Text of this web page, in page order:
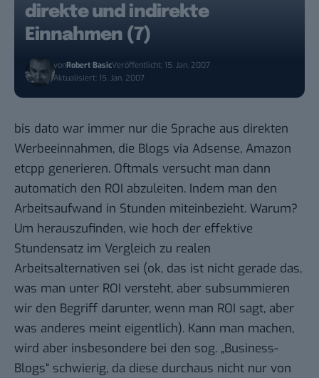
direkte und indirekte
Einnahmen (7)
vonRobert BasicVeröffentlicht: 15. Jan. 2007
Aktualisiert: 15. Jan. 2007
bis dato war immer nur die Sprache aus direkten
Werbeeinnahmen, die Blogs via Adsense, Amazon
etcpp generieren. Oftmals versucht man dann
automatich den ROI abzuleiten. Indem man den
Arbeitsaufwand in Stunden miteinbezieht. Warum?
Um herauszufinden, wie hoch der effektive
Stundensatz im Vergleich zu realen
Arbeitsalternativen sei (ok, das ist nicht gerade das,
was man unter ROI versteht, aber subsummieren
wir den Begriff darunter, wenn man ROI sagt, aber
was anderes meint eigentlich). Kann man machen,
wird aber insbesondere bei den sog. „Business-
Blogs“ schwierig, da diese durchaus nicht nur von